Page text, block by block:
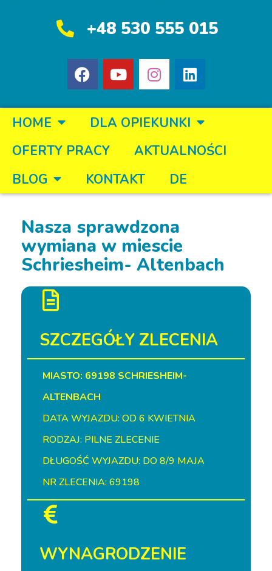
+48 530 555 015
HOME
DLA OPIEKUNKI
OFERTY PRACY
AKTUALNOŚCI
BLOG
KONTAKT DE
Nasza sprawdzona
wymiana w miescie
Schriesheim- Altenbach
SZCZEGÓŁY ZLECENIA
MIASTO: 69198 SCHRIESHEIM-
ALTENBACH
DATA WYJAZDU: OD 6 KWIETNIA
RODZAJ: PILNE ZLECENIE
DŁUGOŚĆ WYJAZDU: DO 8/9 MAJA
NR ZLECENIA: 69198
WYNAGRODZENIE